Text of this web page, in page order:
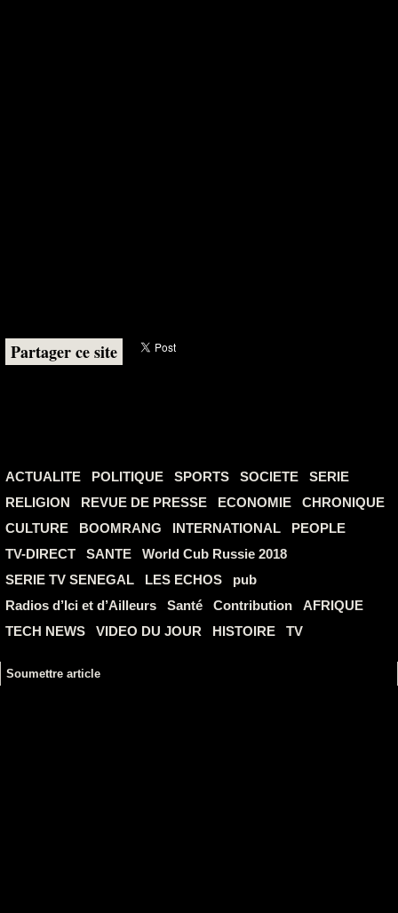
Partager ce site
ACTUALITE POLITIQUE SPORTS SOCIETE
SERIE
RELIGION
REVUE DE PRESSE ECONOMIE
CHRONIQUE
CULTURE
BOOMRANG INTERNATIONAL
PEOPLE
TV-DIRECT
SANTE
World Cub Russie 2018
SERIE TV SENEGAL
LES ECHOS
pub
Radios d’Ici et d’Ailleurs
Santé Contribution
AFRIQUE
TECH NEWS
VIDEO DU JOUR HISTOIRE TV
Soumettre article